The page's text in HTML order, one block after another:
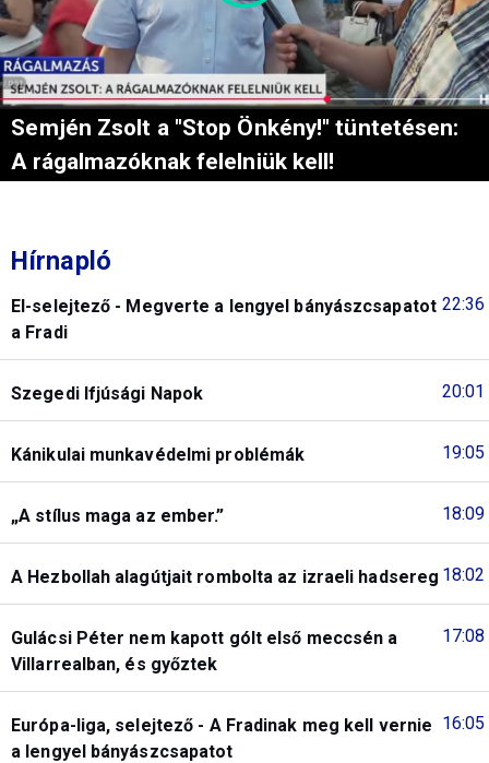
Semjén Zsolt a "Stop Önkény!" tüntetésen:
A rágalmazóknak felelniük kell!
Hírnapló
22:36
El-selejtező - Megverte a lengyel bányászcsapatot
a Fradi
20:01
Szegedi Ifjúsági Napok
19:05
Kánikulai munkavédelmi problémák
18:09
„A stílus maga az ember.”
18:02
A Hezbollah alagútjait rombolta az izraeli hadsereg
17:08
Gulácsi Péter nem kapott gólt első meccsén a
Villarrealban, és győztek
16:05
Európa-liga, selejtező - A Fradinak meg kell vernie
a lengyel bányászcsapatot